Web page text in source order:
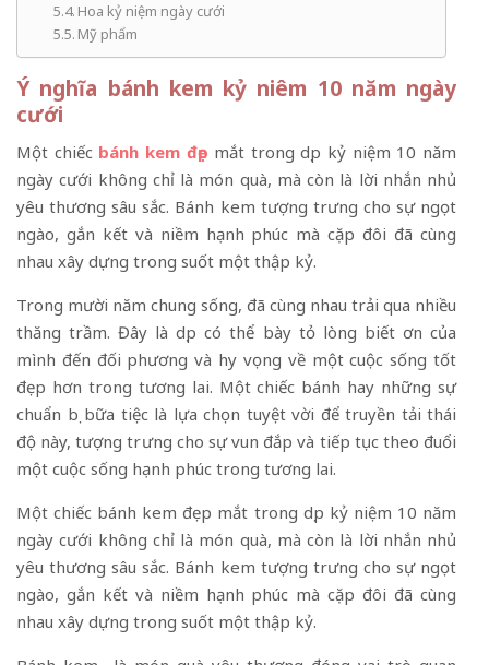
Hoa kỷ niệm ngày cưới
Mỹ phẩm
Ý nghĩa bánh kem kỷ niêm 10 năm ngày
cưới
Một chiếcbánh kem đẹp mắt trong dịp kỷ niệm 10 năm
ngày cưới không chỉ là món quà, mà còn là lời nhắn nhủ
yêu thương sâu sắc. Bánh kem tượng trưng cho sự ngọt
ngào, gắn kết và niềm hạnh phúc mà cặp đôi đã cùng
nhau xây dựng trong suốt một thập kỷ.
Trong mười năm chung sống, đã cùng nhau trải qua nhiều
thăng trầm. Đây là dịp có thể bày tỏ lòng biết ơn của
mình đến đối phương và hy vọng về một cuộc sống tốt
đẹp hơn trong tương lai. Một chiếc bánh hay những sự
chuẩn bị bữa tiệc là lựa chọn tuyệt vời để truyền tải thái
độ này, tượng trưng cho sự vun đắp và tiếp tục theo đuổi
một cuộc sống hạnh phúc trong tương lai.
Một chiếc bánh kem đẹp mắt trong dịp kỷ niệm 10 năm
ngày cưới không chỉ là món quà, mà còn là lời nhắn nhủ
yêu thương sâu sắc. Bánh kem tượng trưng cho sự ngọt
ngào, gắn kết và niềm hạnh phúc mà cặp đôi đã cùng
nhau xây dựng trong suốt một thập kỷ.